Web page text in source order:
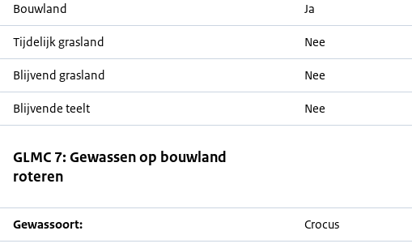
Bouwland Ja
Tijdelijk grasland Nee
Blijvend grasland Nee
Blijvende teelt Nee
GLMC 7: Gewassen op bouwland
roteren
Gewassoort: Crocus